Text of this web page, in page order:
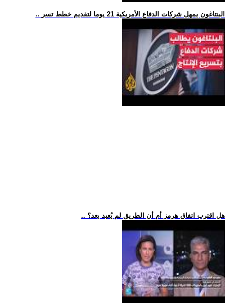
.. البنتاغون يمهل شركات الدفاع الأمريكية 21 يوما لتقديم خطط تسر
.. هل اقترب اتفاق هرمز أم أن الطريق لم يُعبد بعد؟